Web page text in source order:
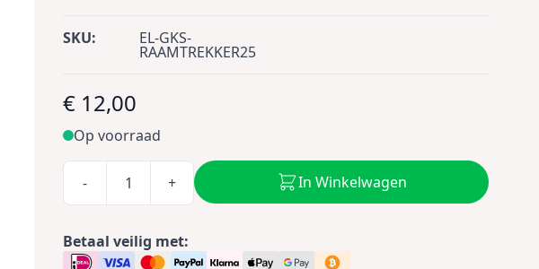
SKU: EL-GKS-
RAAMTREKKER25
€ 12,00
Op voorraad
- + In Winkelwagen
Betaal veilig met: